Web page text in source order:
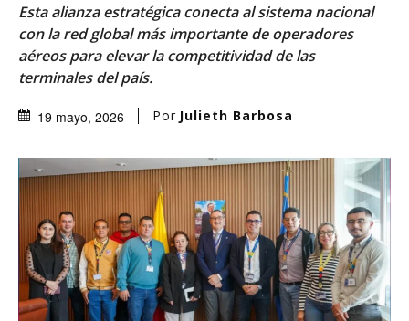
Esta alianza estratégica conecta al sistema nacional
con la red global más importante de operadores
aéreos para elevar la competitividad de las
terminales del país.
19 mayo, 2026 Por Julieth Barbosa